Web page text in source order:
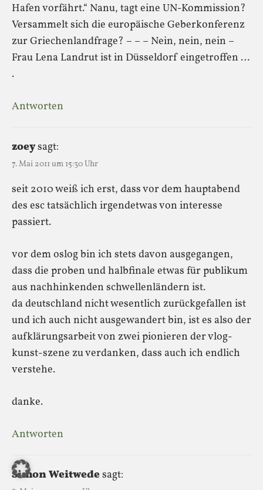
Hafen vorfährt.“ Nanu, tagt eine UN-Kommission?
Versammelt sich die europäische Geberkonferenz
zur Griechenlandfrage? – – – Nein, nein, nein –
Frau Lena Landrut ist in Düsseldorf eingetroffen …
.
Antworten
zoeysagt:
7. Mai 2011 um 15:30 Uhr
seit 2010 weiß ich erst, dass vor dem hauptabend
des esc tatsächlich irgendetwas von interesse
passiert.
vor dem oslog bin ich stets davon ausgegangen,
dass die proben und halbfinale etwas für publikum
aus nachhinkenden schwellenländern ist.
da deutschland nicht wesentlich zurückgefallen ist
und ich auch nicht ausgewandert bin, ist es also der
aufklärungsarbeit von zwei pionieren der vlog-
kunst-szene zu verdanken, dass auch ich endlich
verstehe.
danke.
Antworten
Simon Weitwedesagt: